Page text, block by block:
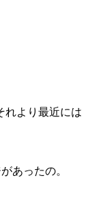
れより最近には
あったの。